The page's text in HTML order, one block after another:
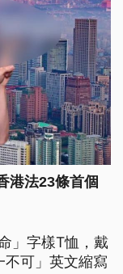
港法23條首個
」字樣T恤，戴
可」英文縮寫